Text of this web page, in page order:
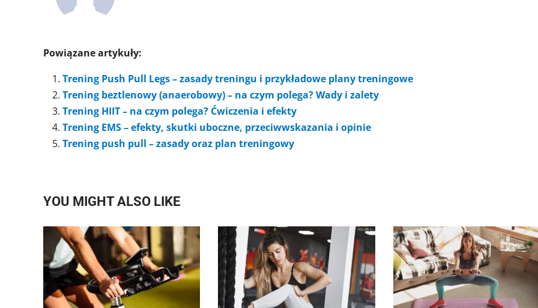
Powiązane artykuły:
Trening Push Pull Legs – zasady treningu i przykładowe plany treningowe
Trening beztlenowy (anaerobowy) – na czym polega? Wady i zalety
Trening HIIT – na czym polega? Ćwiczenia i efekty
Trening EMS – efekty, skutki uboczne, przeciwwskazania i opinie
Trening push pull – zasady oraz plan treningowy
YOU MIGHT ALSO LIKE